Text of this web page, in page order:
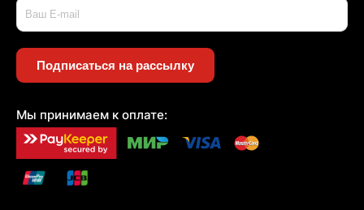
Подписаться на рассылку
Мы принимаем к оплате: